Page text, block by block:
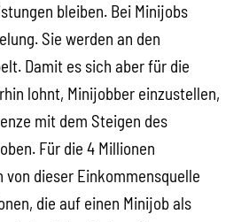
bleiben. Bei Minijobs
Sie werden an den
Damit es sich aber für die
lohnt, Minijobber einzustellen,
mit dem Steigen des
Für die 4 Millionen
von dieser Einkommensquelle
die auf einen Minijob als